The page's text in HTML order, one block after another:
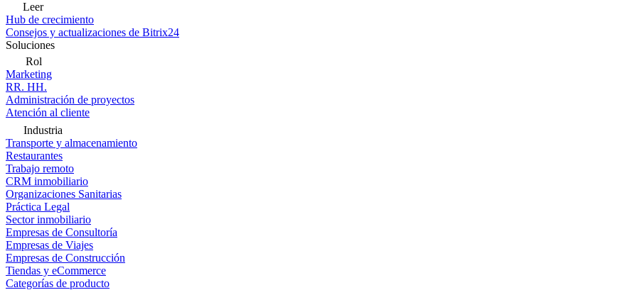
Leer
Hub de crecimiento
Consejos y actualizaciones de Bitrix24
Soluciones
Rol
Marketing
RR. HH.
Administración de proyectos
Atención al cliente
Industria
Transporte y almacenamiento
Restaurantes
Trabajo remoto
CRM inmobiliario
Organizaciones Sanitarias
Práctica Legal
Sector inmobiliario
Empresas de Consultoría
Empresas de Viajes
Empresas de Construcción
Tiendas y eCommerce
Categorías de producto